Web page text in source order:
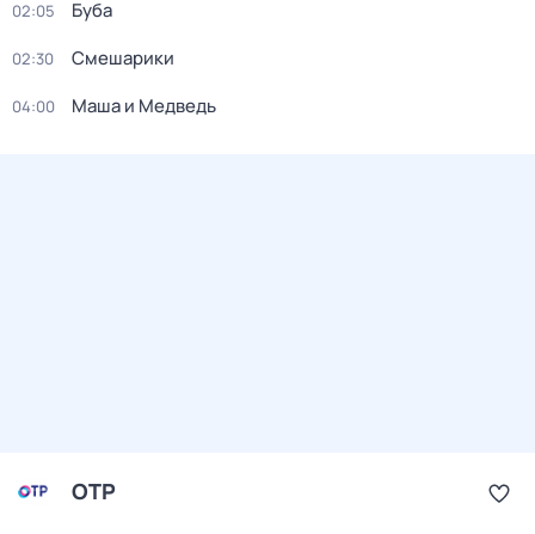
02:05 Буба
02:30 Смешарики
04:00 Маша и Медведь
ОТР